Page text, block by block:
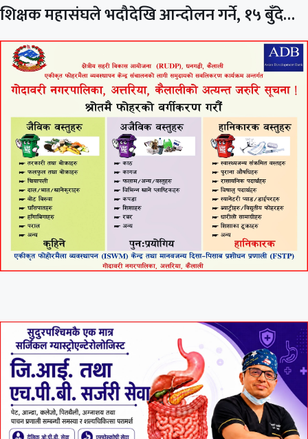
शिक्षक महासंघले भदौदेखि आन्दोलन गर्ने, १५ बुँदे…